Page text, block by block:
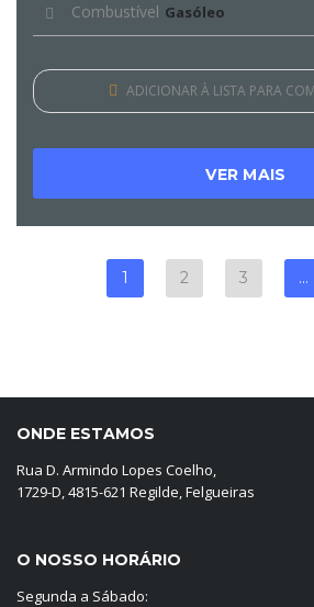
Combustível Gasóleo
ADICIONAR À LISTA PARA
VER MAIS
1 2 3 …
ONDE ESTAMOS
Rua D. Armindo Lopes Coelho,
1729-D, 4815-621 Regilde, Felgueiras
O NOSSO HORÁRIO
Segunda a Sábado: